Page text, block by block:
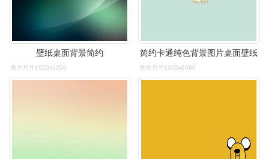
壁纸桌面背景简约
图片尺寸1920x1200
简约卡通纯色背景图片桌面壁纸
图片尺寸1920x1080